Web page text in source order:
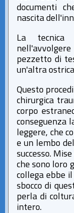
documenti
nascita
La tecnica
pezzetto di
un'altra
Questo
chirurgica
corpo
conseguenza
leggere, che
e un lembo
successo.
che sono loro
collega ebbe
sbocco di
perla di
intero.